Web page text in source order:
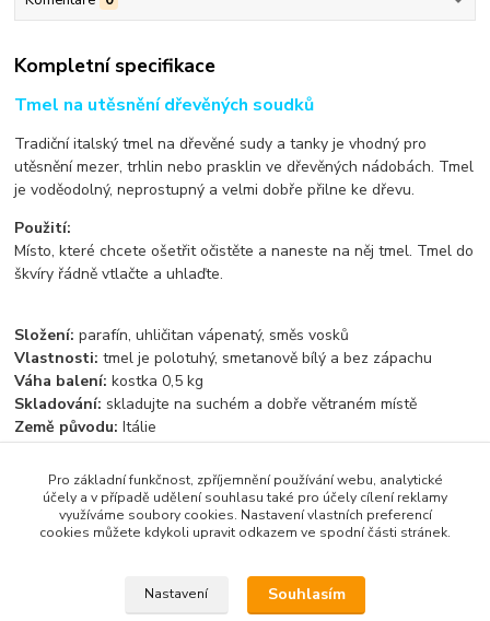
Kompletní specifikace
Tmel na utěsnění dřevěných soudků
Tradiční italský tmel na dřevěné sudy a tanky je vhodný pro
utěsnění mezer, trhlin nebo prasklin ve dřevěných nádobách. Tmel
je voděodolný, neprostupný a velmi dobře přilne ke dřevu.
Použití:
Místo, které chcete ošetřit očistěte a naneste na něj tmel. Tmel do
škvíry řádně vtlačte a uhlaďte.
Složení: parafín, uhličitan vápenatý, směs vosků
Vlastnosti: tmel je polotuhý, smetanově bílý a bez zápachu
Váha balení: kostka 0,5 kg
Skladování: skladujte na suchém a dobře větraném místě
Země původu: Itálie
Zboží zařazeno v kategoriích
Pro základní funkčnost, zpříjemnění používání webu, analytické
účely a v případě udělení souhlasu také pro účely cílení reklamy
využíváme soubory cookies. Nastavení vlastních preferencí
cookies můžete kdykoli upravit odkazem ve spodní části stránek.
Nastavení Souhlasím